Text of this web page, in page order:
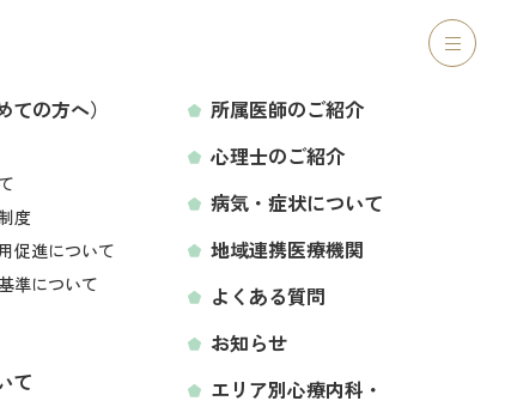
の方へ）
度
促進について
準について
て
所属医師のご紹介
心理士のご紹介
病気・症状について
地域連携医療機関
よくある質問
お知らせ
エリア別心療内科・
・メンタル